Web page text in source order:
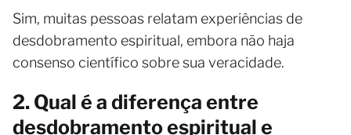
Sim, muitas pessoas relatam experiências de
desdobramento espiritual, embora não haja
consenso científico sobre sua veracidade.
2. Qual é a diferença entre
desdobramento espiritual e